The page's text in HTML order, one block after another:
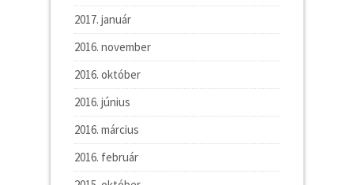
2017. január
2016. november
2016. október
2016. június
2016. március
2016. február